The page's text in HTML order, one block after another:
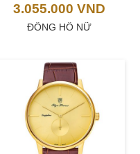
3.055.000 VND
ĐỒNG HỒ NỮ